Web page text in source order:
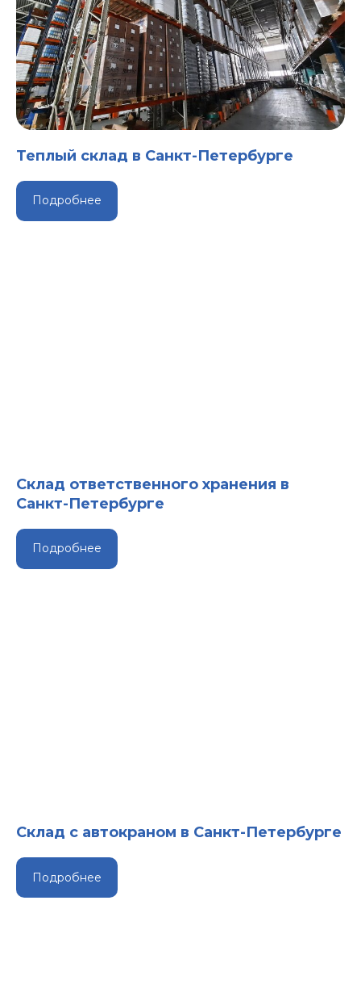
Теплый склад в Санкт-Петербурге
Подробнее
Склад ответственного хранения в
Санкт-Петербурге
Подробнее
Склад с автокраном в Санкт-Петербурге
Подробнее